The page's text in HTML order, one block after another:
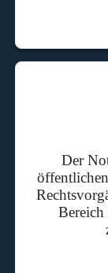
Der
Bereich